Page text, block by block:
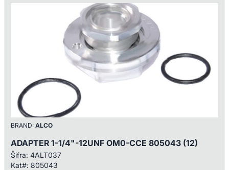
BRAND: ALCO
ADAPTER 1-1/4"-12UNF OM0-CCE 805043 (12)
Šifra: 4ALT037
Kat#: 805043